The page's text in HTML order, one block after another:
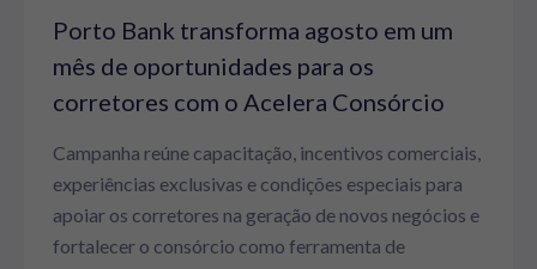
Porto Bank transforma agosto em um
mês de oportunidades para os
corretores com o Acelera Consórcio
Campanha reúne capacitação, incentivos comerciais,
experiências exclusivas e condições especiais para
apoiar os corretores na geração de novos negócios e
fortalecer o consórcio como ferramenta de